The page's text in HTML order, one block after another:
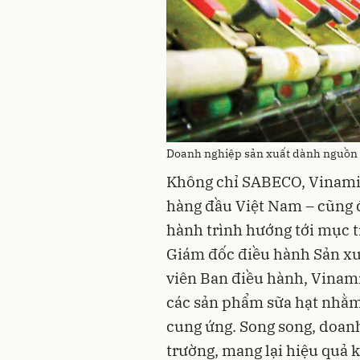
Doanh nghiệp sản xuất dành
Không chỉ SABECO,
hàng đầu Việt Nam –
hành trình hướng tới mục
Giám đốc điều hành Sản
viên Ban điều hành,
các sản phẩm sữa hạt
cung ứng. Song song,
trường, mang lại hiệu quả